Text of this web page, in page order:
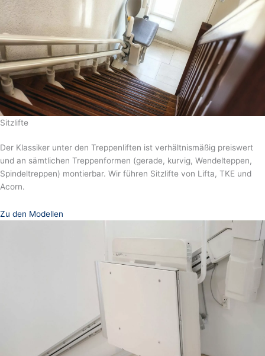
Sitzlifte
Der Klassiker unter den Treppenliften ist verhältnismäßig preiswert
und an sämtlichen Treppenformen (gerade, kurvig, Wendelteppen,
Spindeltreppen) montierbar. Wir führen Sitzlifte von Lifta, TKE und
Acorn.
Zu den Modellen